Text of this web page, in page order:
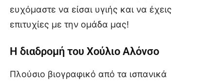
ευχόμαστε να είσαι υγιής και να έχεις
επιτυχίες με την ομάδα μας!
Η διαδρομή του Χούλιο Αλόνσο
Πλούσιο βιογραφικό από τα ισπανικά